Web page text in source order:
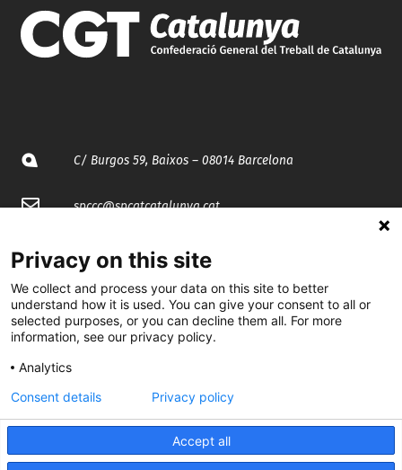
C/ Burgos 59, Baixos – 08014 Barcelona
spccc@spcgtcatalunya.cat
@CGTCatalunya
cgtcatalunya
CGTCatalunya
cgtcatalunya
Privacy on this site
We collect and process your data on this site to better
understand how it is used. You can give your consent to all or
selected purposes, or you can decline them all. For more
information, see our privacy policy.
Analytics
Accept all
Consent details Privacy policy